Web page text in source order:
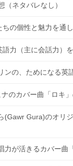
（ネタバレなし）
ちの個性と魅力を通
語力（主に会話力）
ンの、ためになる英
のカバー曲「ロキ
(Gawr Gura)のオリ
力が活きるカバー曲